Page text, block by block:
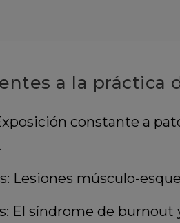
a la práctica
constante a
Lesiones músculo-
El síndrome de